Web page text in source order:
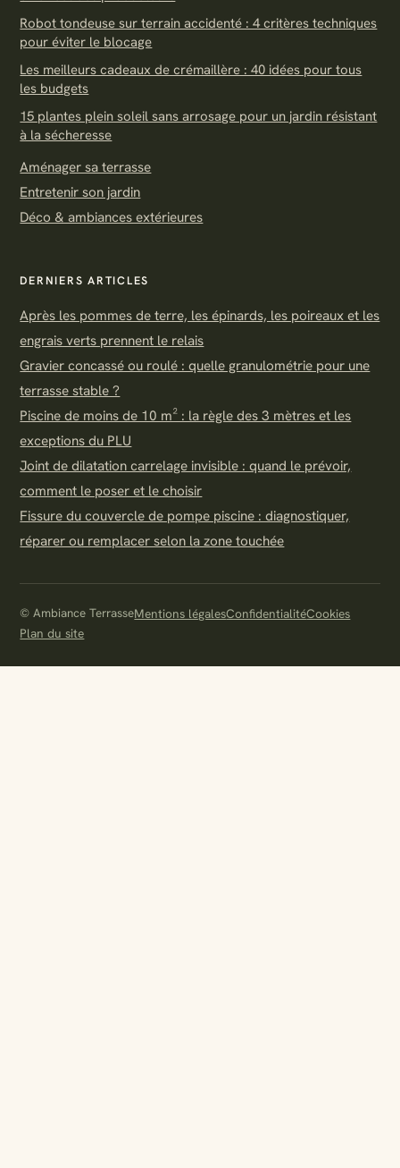
Robot tondeuse sur terrain accidenté : 4 critères techniques
pour éviter le blocage
Les meilleurs cadeaux de crémaillère : 40 idées pour tous
les budgets
15 plantes plein soleil sans arrosage pour un jardin résistant
à la sécheresse
Aménager sa terrasse
Entretenir son jardin
Déco & ambiances extérieures
DERNIERS ARTICLES
Après les pommes de terre, les épinards, les poireaux et les
engrais verts prennent le relais
Gravier concassé ou roulé : quelle granulométrie pour une
terrasse stable ?
Piscine de moins de 10 m² : la règle des 3 mètres et les
exceptions du PLU
Joint de dilatation carrelage invisible : quand le prévoir,
comment le poser et le choisir
Fissure du couvercle de pompe piscine : diagnostiquer,
réparer ou remplacer selon la zone touchée
© Ambiance TerrasseMentions légalesConfidentialitéCookies
Plan du site